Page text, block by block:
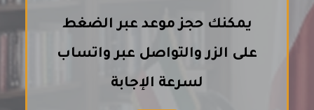
يمكنك حجز موعد عبر الضغط
على الزر والتواصل عبر واتساب
لسرعة الإجابة